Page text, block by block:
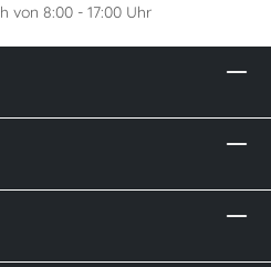
von 8:00 - 17:00 Uhr